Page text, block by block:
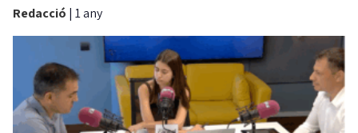
Redacció | 1 any